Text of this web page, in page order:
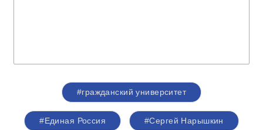
#гражданский университет
#Единая Россия #Сергей Нарышкин